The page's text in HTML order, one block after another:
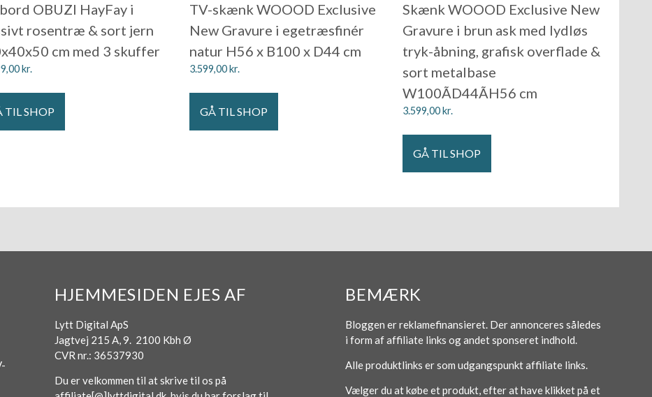
OBUZI HayFay i
rosentræ & sort jern
cm med 3 skuffer
kr.
TIL SHOP
TV-skænk WOOOD Exclusive
New Gravure i egetræsfinér
natur H56 x B100 x D44 cm
3.599,00kr.
GÅ TIL SHOP
Skænk WOOOD Exclusive New
Gravure i brun ask med lydløs
tryk-åbning, grafisk overflade &
sort metalbase
W100ÃD44ÃH56 cm
3.599,00kr.
GÅ TIL SHOP
HJEMMESIDEN EJES AF
Lytt Digital ApS
Jagtvej 215 A, 9. 2100 Kbh Ø
CVR nr.: 36537930
Du er velkommen til at skrive til os på
BEMÆRK
Bloggen er reklamefinansieret. Der annonceres således
i form af affiliate links og andet sponseret indhold.
Alle produktlinks er som udgangspunkt affiliate links.
Vælger du at købe et produkt, efter at have klikket på et